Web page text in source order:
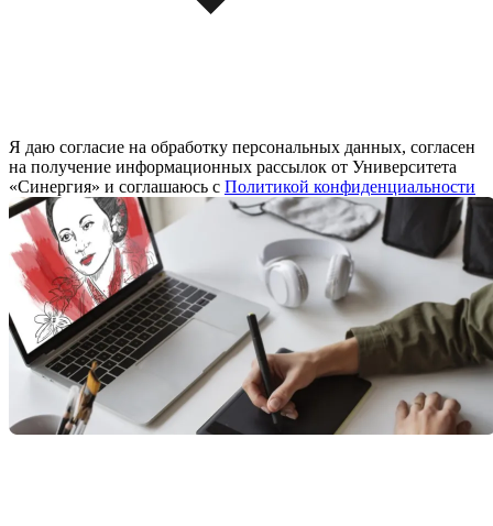
Я даю согласие на обработку персональных данных, согласен
на получение информационных рассылок от Университета
«Синергия» и соглашаюсь c Политикой конфиденциальности